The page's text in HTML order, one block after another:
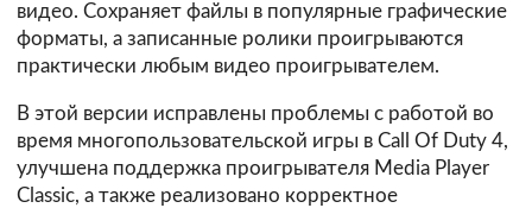
видео. Сохраняет файлы в популярные графические
форматы, а записанные ролики проигрываются
практически любым видео проигрывателем.
В этой версии исправлены проблемы с работой во
время многопользовательской игры в Call Of Duty 4,
улучшена поддержка проигрывателя Media Player
Classic, а также реализовано корректное